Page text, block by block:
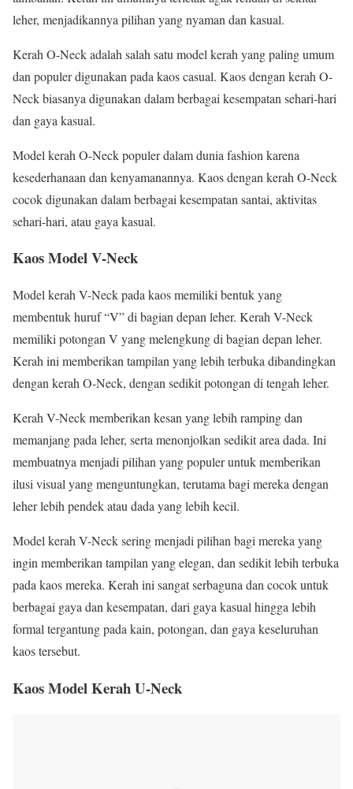
leher, menjadikannya pilihan yang nyaman dan kasual.
Kerah O-Neck adalah salah satu model kerah yang paling umum
dan populer digunakan pada kaos casual. Kaos dengan kerah O-
Neck biasanya digunakan dalam berbagai kesempatan sehari-hari
dan gaya kasual.
Model kerah O-Neck populer dalam dunia fashion karena
kesederhanaan dan kenyamanannya. Kaos dengan kerah O-Neck
cocok digunakan dalam berbagai kesempatan santai, aktivitas
sehari-hari, atau gaya kasual.
Kaos Model V-Neck
Model kerah V-Neck pada kaos memiliki bentuk yang
membentuk huruf “V” di bagian depan leher. Kerah V-Neck
memiliki potongan V yang melengkung di bagian depan leher.
Kerah ini memberikan tampilan yang lebih terbuka dibandingkan
dengan kerah O-Neck, dengan sedikit potongan di tengah leher.
Kerah V-Neck memberikan kesan yang lebih ramping dan
memanjang pada leher, serta menonjolkan sedikit area dada. Ini
membuatnya menjadi pilihan yang populer untuk memberikan
ilusi visual yang menguntungkan, terutama bagi mereka dengan
leher lebih pendek atau dada yang lebih kecil.
Model kerah V-Neck sering menjadi pilihan bagi mereka yang
ingin memberikan tampilan yang elegan, dan sedikit lebih terbuka
pada kaos mereka. Kerah ini sangat serbaguna dan cocok untuk
berbagai gaya dan kesempatan, dari gaya kasual hingga lebih
formal tergantung pada kain, potongan, dan gaya keseluruhan
kaos tersebut.
Kaos Model Kerah U-Neck